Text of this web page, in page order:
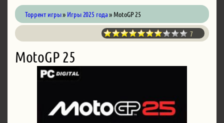
Торрент игры» Игры 2025 года» MotoGP 25
7
MotoGP 25